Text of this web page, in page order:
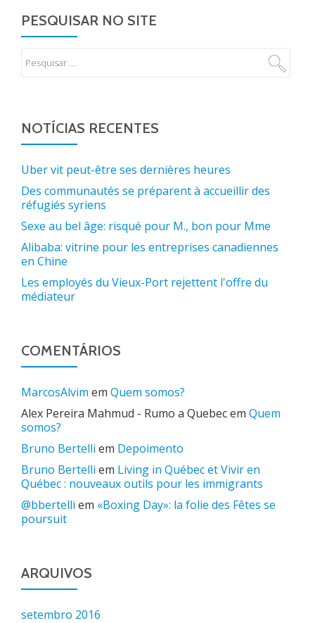
PESQUISAR NO SITE
NOTÍCIAS RECENTES
Uber vit peut-être ses dernières heures
Des communautés se préparent à accueillir des
réfugiés syriens
Sexe au bel âge: risqué pour M., bon pour Mme
Alibaba: vitrine pour les entreprises canadiennes
en Chine
Les employés du Vieux-Port rejettent l'offre du
médiateur
COMENTÁRIOS
MarcosAlvim em Quem somos?
Alex Pereira Mahmud - Rumo a Quebecem Quem
somos?
Bruno Bertelli em Depoimento
Bruno Bertelli em Living in Québec et Vivir en
Québec : nouveaux outils pour les immigrants
@bbertelli em «Boxing Day»: la folie des Fêtes se
poursuit
ARQUIVOS
setembro 2016